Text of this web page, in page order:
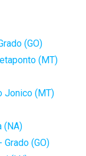
(GO)
(MT)
Jonico (MT)
(NA)
Grado (GO)